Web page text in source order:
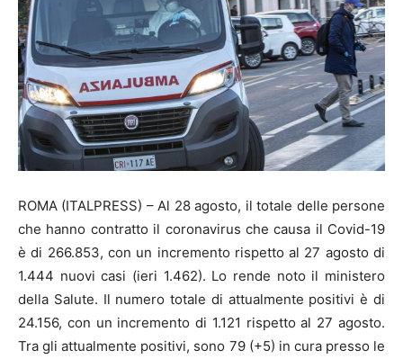
ROMA (ITALPRESS) – Al 28 agosto, il totale delle persone
che hanno contratto il coronavirus che causa il Covid-19
è di 266.853, con un incremento rispetto al 27 agosto di
1.444 nuovi casi (ieri 1.462). Lo rende noto il ministero
della Salute. Il numero totale di attualmente positivi è di
24.156, con un incremento di 1.121 rispetto al 27 agosto.
Tra gli attualmente positivi, sono 79 (+5) in cura presso le